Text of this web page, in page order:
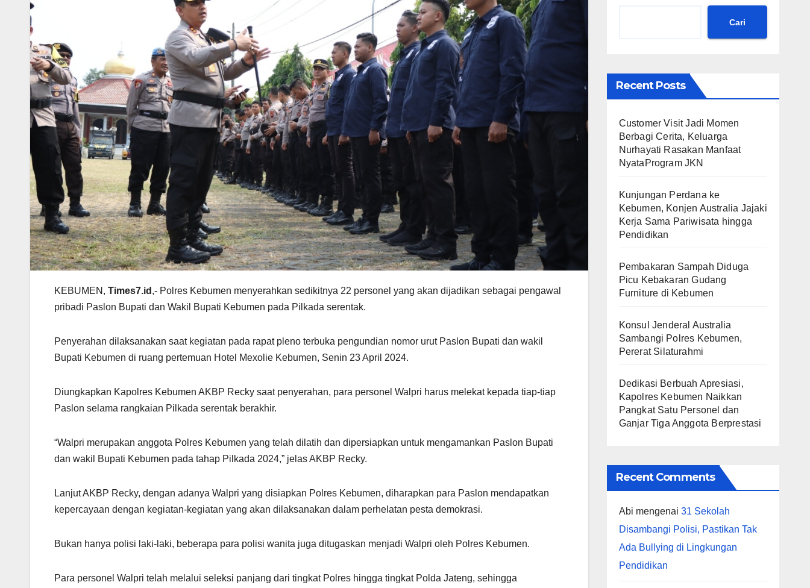
KEBUMEN, Times7.id ,- Polres Kebumen menyerahkan sedikitnya 22 personel yang akan dijadikan sebagai pengawal
pribadi Paslon Bupati dan Wakil Bupati Kebumen pada Pilkada serentak.
Penyerahan dilaksanakan saat kegiatan pada rapat pleno terbuka pengundian nomor urut Paslon Bupati dan wakil
Bupati Kebumen di ruang pertemuan Hotel Mexolie Kebumen, Senin 23 April 2024.
Diungkapkan Kapolres Kebumen AKBP Recky saat penyerahan, para personel Walpri harus melekat kepada tiap-tiap
Paslon selama rangkaian Pilkada serentak berakhir.
“Walpri merupakan anggota Polres Kebumen yang telah dilatih dan dipersiapkan untuk mengamankan Paslon Bupati
dan wakil Bupati Kebumen pada tahap Pilkada 2024,” jelas AKBP Recky.
Lanjut AKBP Recky, dengan adanya Walpri yang disiapkan Polres Kebumen, diharapkan para Paslon mendapatkan
kepercayaan dengan kegiatan-kegiatan yang akan dilaksanakan dalam perhelatan pesta demokrasi.
Bukan hanya polisi laki-laki, beberapa para polisi wanita juga ditugaskan menjadi Walpri oleh Polres Kebumen.
Para personel Walpri telah melalui seleksi panjang dari tingkat Polres hingga tingkat Polda Jateng, sehingga
Cari
Recent Posts
Customer Visit Jadi Momen
Berbagi Cerita, Keluarga
Nurhayati Rasakan Manfaat
NyataProgram JKN
Kunjungan Perdana ke
Kebumen, Konjen Australia Jajaki
Kerja Sama Pariwisata hingga
Pendidikan
Pembakaran Sampah Diduga
Picu Kebakaran Gudang
Furniture di Kebumen
Konsul Jenderal Australia
Sambangi Polres Kebumen,
Pererat Silaturahmi
Dedikasi Berbuah Apresiasi,
Kapolres Kebumen Naikkan
Pangkat Satu Personel dan
Ganjar Tiga Anggota Berprestasi
Recent Comments
Abi mengenai 31 Sekolah
Disambangi Polisi, Pastikan Tak
Ada Bullying di Lingkungan
Pendidikan